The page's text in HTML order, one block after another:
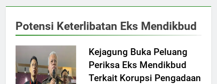
Potensi Keterlibatan Eks Mendikbud
Kejagung Buka Peluang
Periksa Eks Mendikbud
Terkait Korupsi Pengadaan